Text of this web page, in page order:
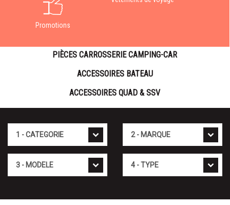
Promotions
PIÈCES CARROSSERIE CAMPING-CAR
ACCESSOIRES BATEAU
ACCESSOIRES QUAD & SSV